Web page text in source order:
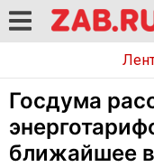
Госдума
ближайшее